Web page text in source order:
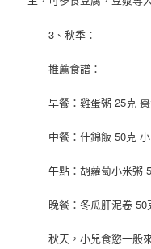
3、秋季：
推薦食譜：
早餐：雞蛋粥 25克
中餐：什錦飯 50克
午點：胡蘿蔔小米粥
晚餐：冬瓜肝泥卷 50
秋天，小兒食慾一般